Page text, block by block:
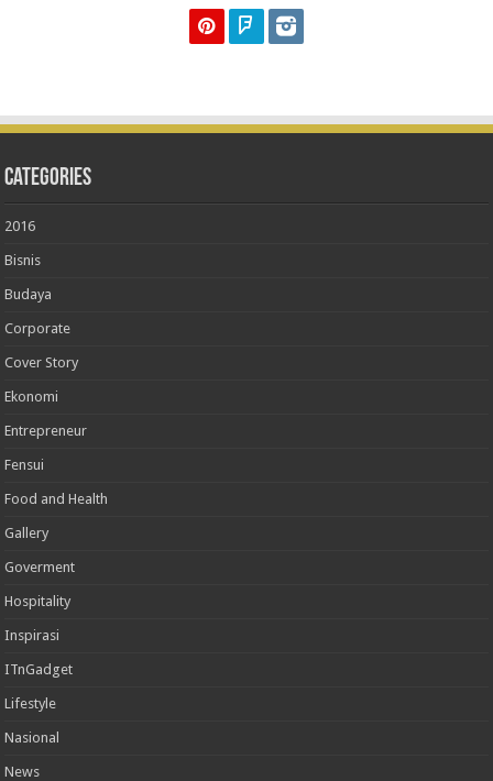
Categories
2016
Bisnis
Budaya
Corporate
Cover Story
Ekonomi
Entrepreneur
Fensui
Food and Health
Gallery
Goverment
Hospitality
Inspirasi
ITnGadget
Lifestyle
Nasional
News